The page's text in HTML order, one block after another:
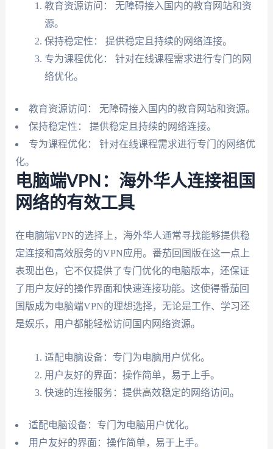
教育资源访问： 无障碍接入国内的教育网站和资
源。
保持稳定性： 提供稳定且持续的网络连接。
专为课程优化： 针对在线课程需求进行专门的网
络优化。
教育资源访问： 无障碍接入国内的教育网站和资源。
保持稳定性： 提供稳定且持续的网络连接。
专为课程优化： 针对在线课程需求进行专门的网络优
化。
电脑端VPN：海外华人连接祖国
网络的有效工具
在电脑端VPN的选择上，海外华人通常寻找能够提供稳
定连接和高效服务的VPN应用。番茄回国版在这一点上
表现出色，它不仅提供了专门优化的电脑版本，还保证
了用户友好的操作界面和快速连接功能。这使得番茄回
国版成为电脑端VPN的理想选择，无论是工作、学习还
是娱乐，用户都能轻松访问国内网络资源。
适配电脑设备：专门为电脑用户优化。
用户友好的界面：操作简单，易于上手。
快速的连接服务：提供高效稳定的网络访问。
适配电脑设备：专门为电脑用户优化。
用户友好的界面：操作简单，易于上手。